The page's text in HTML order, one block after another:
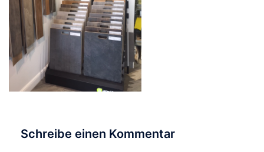
Schreibe einen Kommentar